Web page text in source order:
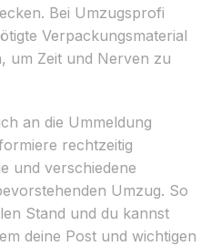
Bei Umzugsprofi
Verpackungsmaterial
um Zeit und Nerven zu
an die Ummeldung
rechtzeitig
und verschiedene
Umzug. So
Stand und du kannst
deine Post und wichtigen